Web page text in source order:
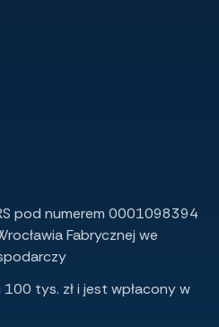
pod numerem 0001098394
Fabrycznej we
tys. zł i jest wpłacony w